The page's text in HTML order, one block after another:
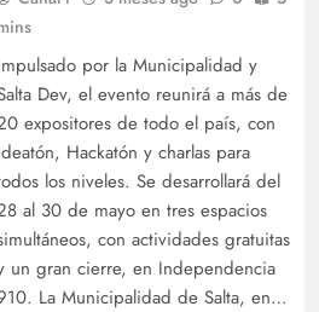
por la Municipalidad y
Dev, el evento reunirá a más de
expositores de todo el país, con
Hackatón y charlas para
los niveles. Se desarrollará del
al 30 de mayo en tres espacios
con actividades gratuitas
un gran cierre, en Independencia
La Municipalidad de Salta, en…